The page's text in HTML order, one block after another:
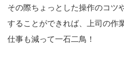
その際ちょっとした操作のコツ
することができれば、上司の作
仕事も減って一石二鳥！